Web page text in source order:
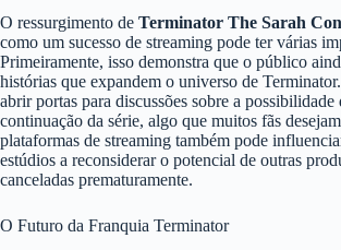
O ressurgimento de Terminator The Sarah
como um sucesso de streaming pode ter várias
Primeiramente, isso demonstra que o público
histórias que expandem o universo de
abrir portas para discussões sobre a
continuação da série, algo que muitos fãs
plataformas de streaming também pode
estúdios a reconsiderar o potencial de outras
canceladas prematuramente.
O Futuro da Franquia Terminator